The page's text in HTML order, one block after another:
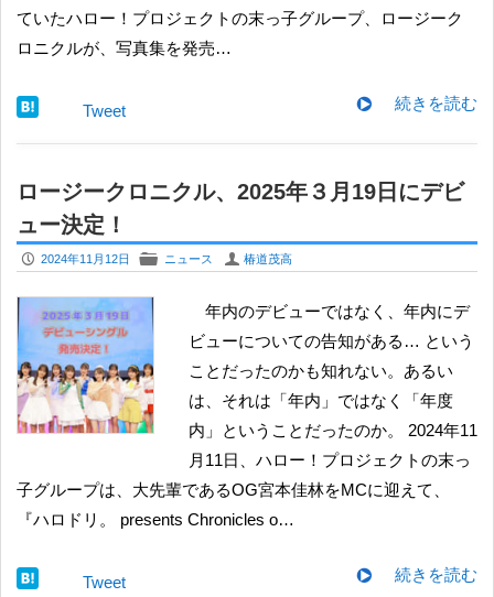
ていたハロー！プロジェクトの末っ子グループ、ロージーク
ロニクルが、写真集を発売…
続きを読む
Tweet
ロージークロニクル、2025年３月19日にデビ
ュー決定！
P 2024年11月12日 F ニュース U 椿道茂高
年内のデビューではなく、年内にデ
ビューについての告知がある… という
ことだったのかも知れない。あるい
は、それは「年内」ではなく「年度
内」ということだったのか。 2024年11
月11日、ハロー！プロジェクトの末っ
子グループは、大先輩であるOG宮本佳林をMCに迎えて、
『ハロドリ。 presents Chronicles o…
続きを読む
Tweet